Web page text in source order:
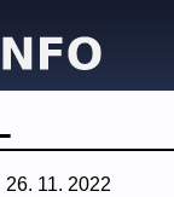
26. 11. 2022